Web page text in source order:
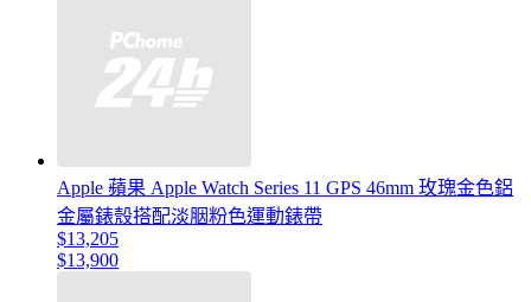
Apple 蘋果 Apple Watch Series 11 GPS 46mm 玫瑰金色鋁
金屬錶殼搭配淡胭粉色運動錶帶
$13,205
$13,900